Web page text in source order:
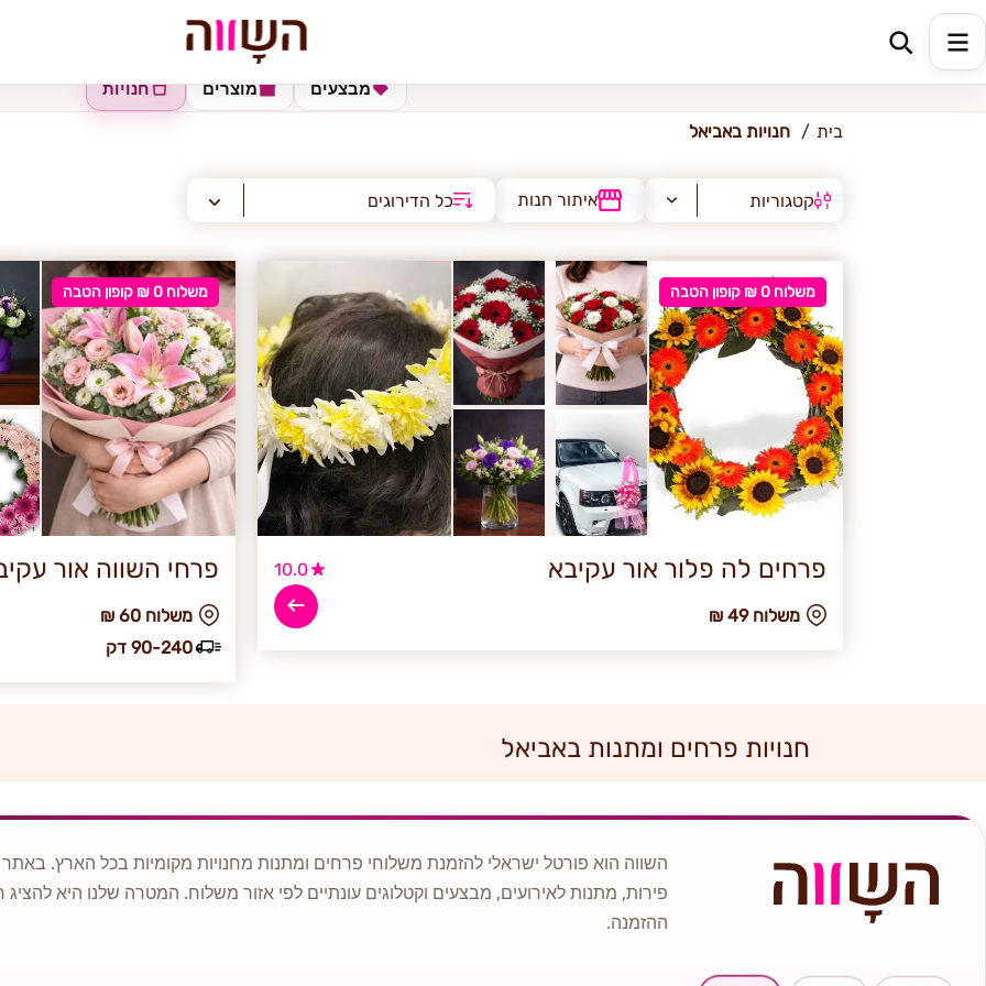
אביאל
חנויות מוצרים מבצעים
בית חנויות באביאל
קטגוריות איתור חנות כל הדירוגים
משלוח 0 ₪ קופון הטבה
פרחים לה פלור אור עקיבא 10.0
₪ משלוח 49
משלוח 0 ₪ קופון הטבה
פרחי השווה אור
₪ משלוח 60
90-240 דק
חנויות פרחים ומתנות באביאל
השווה הוא פורטל ישראלי להזמנת משלוחי פרחים ומתנות מחנויות מקומיות בכל הארץ.
פירות, מתנות לאירועים, מבצעים וקטלוגים עונתיים לפי אזור משלוח. המטרה שלנו היא
ההזמנה.